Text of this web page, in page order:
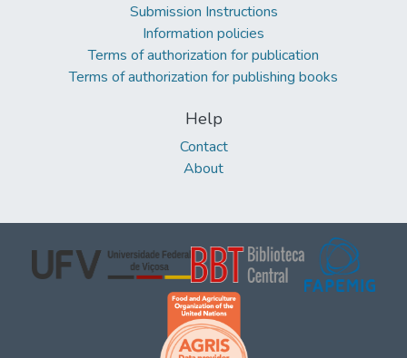
Submission Instructions
Information policies
Terms of authorization for publication
Terms of authorization for publishing books
Help
Contact
About